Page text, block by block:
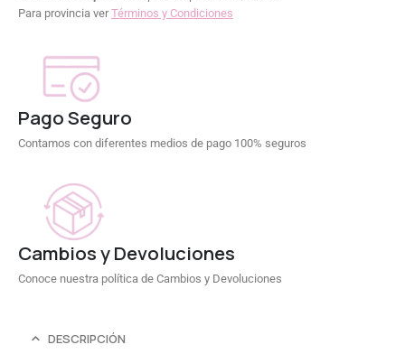
Para provincia verTérminos y Condiciones
Pago Seguro
Contamos con diferentes medios de pago 100% seguros
Cambios y Devoluciones
Conoce nuestra política de Cambios y Devoluciones
DESCRIPCIÓN